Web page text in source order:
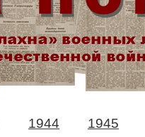
1944 1945